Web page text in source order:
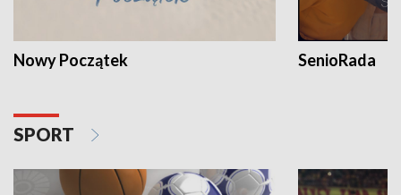
Nowy Początek SenioRada
SPORT